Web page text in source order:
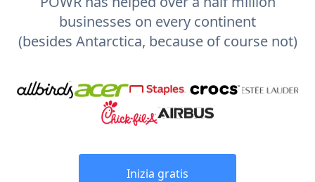
businesses on every continent
(besides Antarctica, because of course not)
Inizia gratis